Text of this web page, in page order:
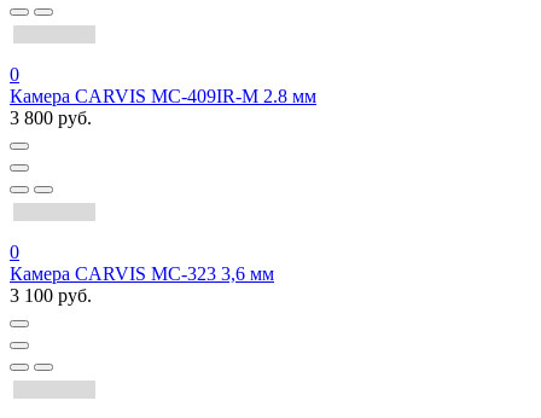
0
Камера CARVIS MС-409IR-M 2.8 мм
3 800 руб.
0
Камера CARVIS MC-323 3,6 мм
3 100 руб.